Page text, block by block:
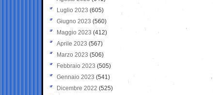
Luglio 2023 (605)
Giugno 2023 (560)
Maggio 2023 (412)
Aprile 2023 (567)
Marzo 2023 (506)
Febbraio 2023 (505)
Gennaio 2023 (541)
Dicembre 2022 (525)